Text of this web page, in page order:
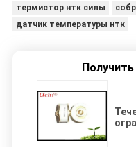
термистор нтк силы
датчик температуры нтк